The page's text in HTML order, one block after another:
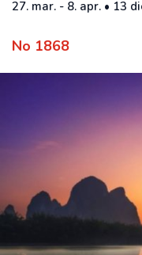
27. mar. - 8. apr. • 13
No 1868